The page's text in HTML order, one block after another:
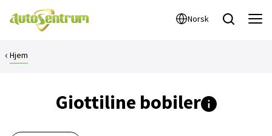
Norsk
Hjem
Giottiline bobiler Her finner